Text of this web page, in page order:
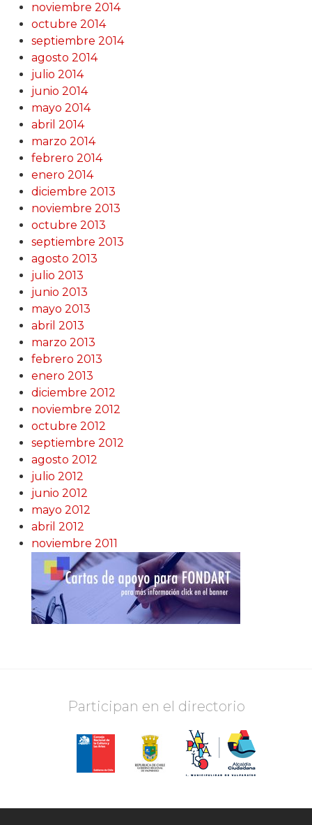
noviembre 2014
octubre 2014
septiembre 2014
agosto 2014
julio 2014
junio 2014
mayo 2014
abril 2014
marzo 2014
febrero 2014
enero 2014
diciembre 2013
noviembre 2013
octubre 2013
septiembre 2013
agosto 2013
julio 2013
junio 2013
mayo 2013
abril 2013
marzo 2013
febrero 2013
enero 2013
diciembre 2012
noviembre 2012
octubre 2012
septiembre 2012
agosto 2012
julio 2012
junio 2012
mayo 2012
abril 2012
noviembre 2011
Participan en el directorio